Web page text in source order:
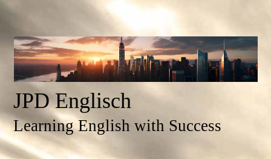
JPD Englisch
Learning English with Success